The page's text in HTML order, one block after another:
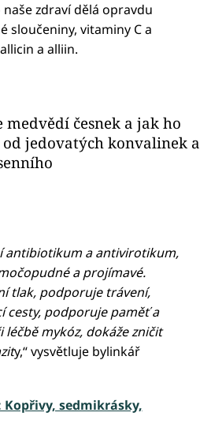
zdraví dělá opravdu
sloučeniny, vitaminy C a
a alliin.
medvědí česnek a jak ho
jedovatých konvalinek a
antibiotikum a antivirotikum,
a projímavé.
tlak, podporuje trávení,
cesty, podporuje paměť a
mykóz, dokáže zničit
y,“ vysvětluje bylinkář
sedmikrásky,